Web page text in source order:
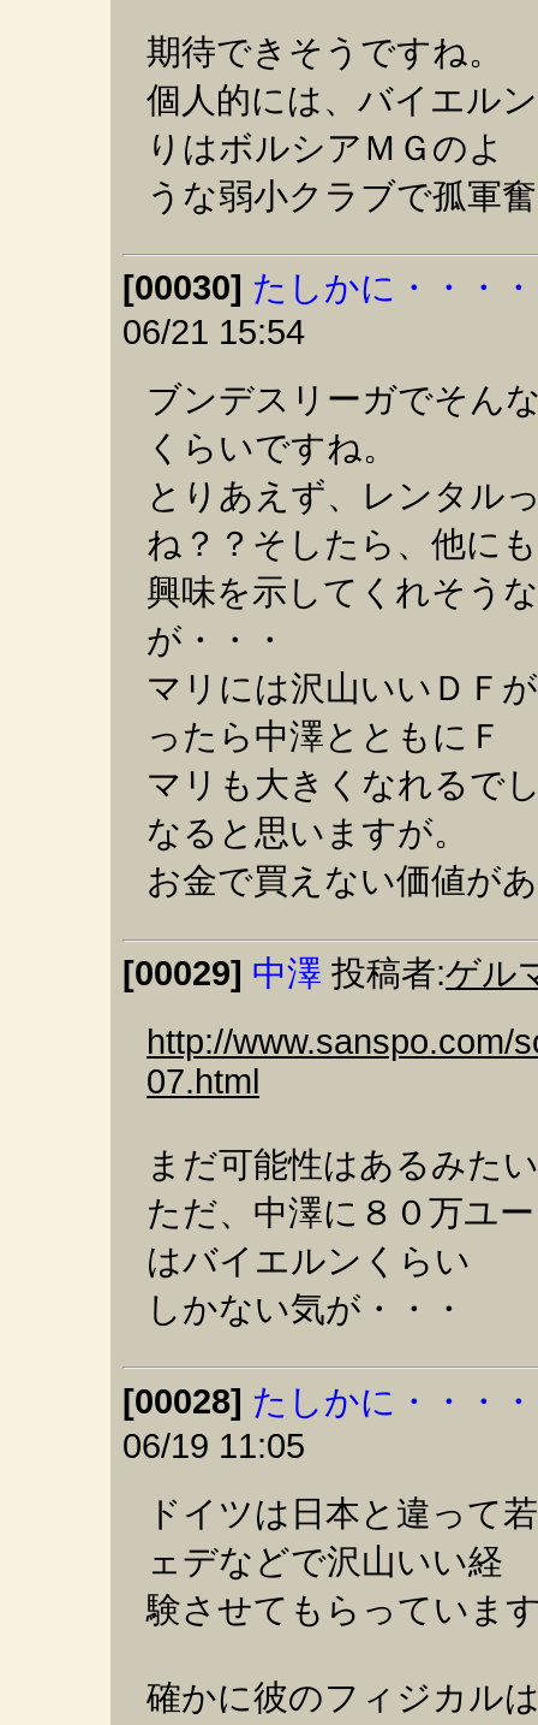
期待できそうですね。
個人的には、バイエル
りはボルシアＭＧのよ
うな弱小クラブで孤軍
[00030] たしかに・・・・
06/21 15:54
ブンデスリーガでそん
くらいですね。
とりあえず、レンタル
ね？？そしたら、他にも
興味を示してくれそう
が・・・
マリには沢山いいＤＦ
ったら中澤とともにＦ
マリも大きくなれるで
なると思いますが。
お金で買えない価値が
[00029] 中澤 投稿者:ゲル
http://www.sanspo.com/
07.html
まだ可能性はあるみた
ただ、中澤に８０万ユ
はバイエルンくらい
しかない気が・・・
[00028] たしかに・・・・
06/19 11:05
ドイツは日本と違って
ェデなどで沢山いい経
験させてもらっていま
確かに彼のフィジカル